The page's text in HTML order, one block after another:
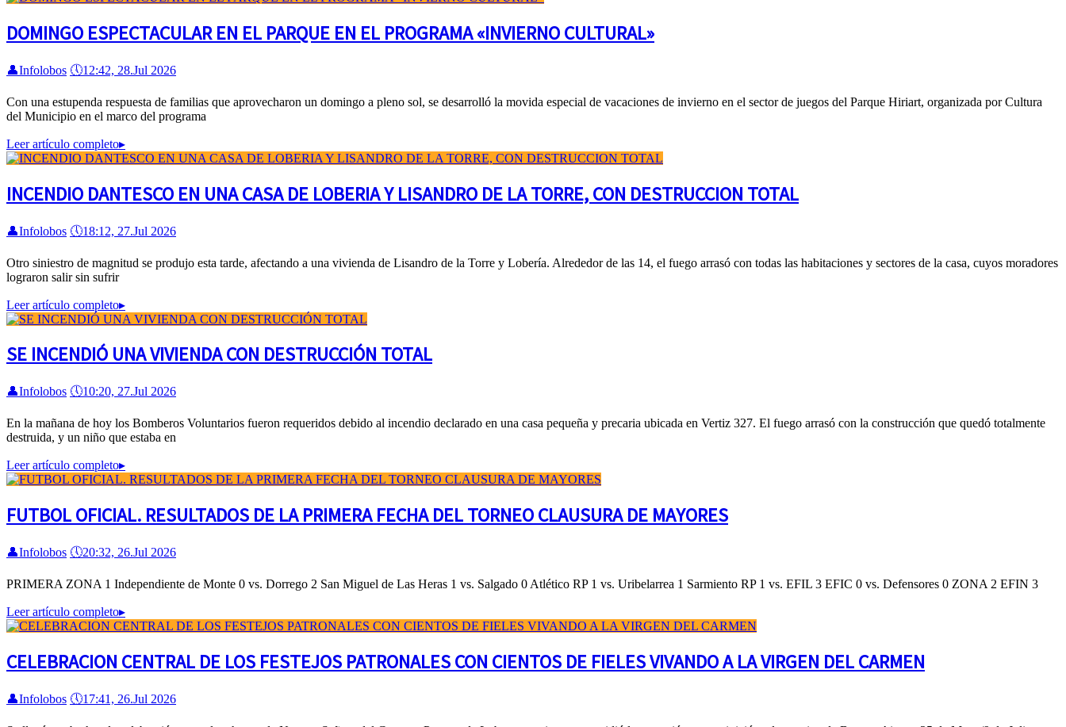
DOMINGO ESPECTACULAR EN EL PARQUE EN EL PROGRAMA «INVIERNO CULTURAL»
👤Infolobos 🕔12:42, 28.Jul 2026
Con una estupenda respuesta de familias que aprovecharon un domingo a pleno sol, se desarrolló la movida especial de vacaciones de invierno en el sector de juegos del Parque Hiriart, organizada por Cultura
del Municipio en el marco del programa
Leer artículo completo▸
INCENDIO DANTESCO EN UNA CASA DE LOBERIA Y LISANDRO DE LA TORRE, CON DESTRUCCION TOTAL
👤Infolobos 🕔18:12, 27.Jul 2026
Otro siniestro de magnitud se produjo esta tarde, afectando a una vivienda de Lisandro de la Torre y Lobería. Alrededor de las 14, el fuego arrasó con todas las habitaciones y sectores de la casa, cuyos moradores
lograron salir sin sufrir
Leer artículo completo▸
SE INCENDIÓ UNA VIVIENDA CON DESTRUCCIÓN TOTAL
👤Infolobos 🕔10:20, 27.Jul 2026
En la mañana de hoy los Bomberos Voluntarios fueron requeridos debido al incendio declarado en una casa pequeña y precaria ubicada en Vertiz 327. El fuego arrasó con la construcción que quedó totalmente
destruida, y un niño que estaba en
Leer artículo completo▸
FUTBOL OFICIAL. RESULTADOS DE LA PRIMERA FECHA DEL TORNEO CLAUSURA DE MAYORES
👤Infolobos 🕔20:32, 26.Jul 2026
PRIMERA ZONA 1 Independiente de Monte 0 vs. Dorrego 2 San Miguel de Las Heras 1 vs. Salgado 0 Atlético RP 1 vs. Uribelarrea 1 Sarmiento RP 1 vs. EFIL 3 EFIC 0 vs. Defensores 0 ZONA 2 EFIN 3
Leer artículo completo▸
CELEBRACION CENTRAL DE LOS FESTEJOS PATRONALES CON CIENTOS DE FIELES VIVANDO A LA VIRGEN DEL CARMEN
👤Infolobos 🕔17:41, 26.Jul 2026